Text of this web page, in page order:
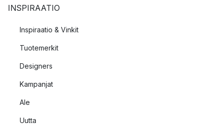
INSPIRAATIO
Inspiraatio & Vinkit
Tuotemerkit
Designers
Kampanjat
Ale
Uutta